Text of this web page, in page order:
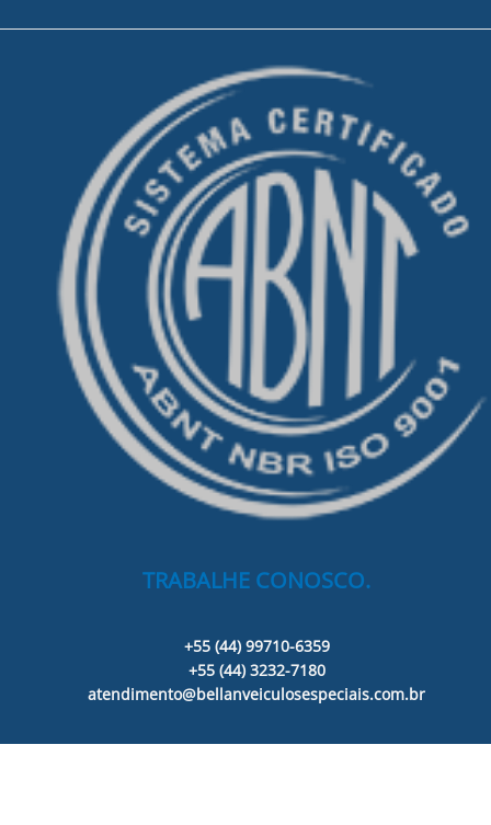
TRABALHE CONOSCO.
+55 (44) 99710-6359
+55 (44) 3232-7180
atendimento@bellanveiculosespeciais.com.br